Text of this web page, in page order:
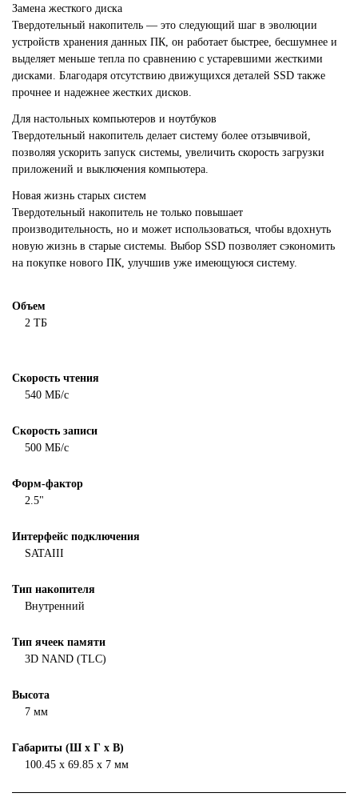
Замена жесткого диска
Твердотельный накопитель — это следующий шаг в эволюции
устройств хранения данных ПК, он работает быстрее, бесшумнее и
выделяет меньше тепла по сравнению с устаревшими жесткими
дисками. Благодаря отсутствию движущихся деталей SSD также
прочнее и надежнее жестких дисков.
Для настольных компьютеров и ноутбуков
Твердотельный накопитель делает систему более отзывчивой,
позволяя ускорить запуск системы, увеличить скорость загрузки
приложений и выключения компьютера.
Новая жизнь старых систем
Твердотельный накопитель не только повышает
производительность, но и может использоваться, чтобы вдохнуть
новую жизнь в старые системы. Выбор SSD позволяет сэкономить
на покупке нового ПК, улучшив уже имеющуюся систему.
Объем
2 ТБ
Скорость чтения
540 МБ/с
Скорость записи
500 МБ/с
Форм-фактор
2.5"
Интерфейс подключения
SATAIII
Тип накопителя
Внутренний
Тип ячеек памяти
3D NAND (TLC)
Высота
7 мм
Габариты (Ш х Г х В)
100.45 x 69.85 x 7 мм